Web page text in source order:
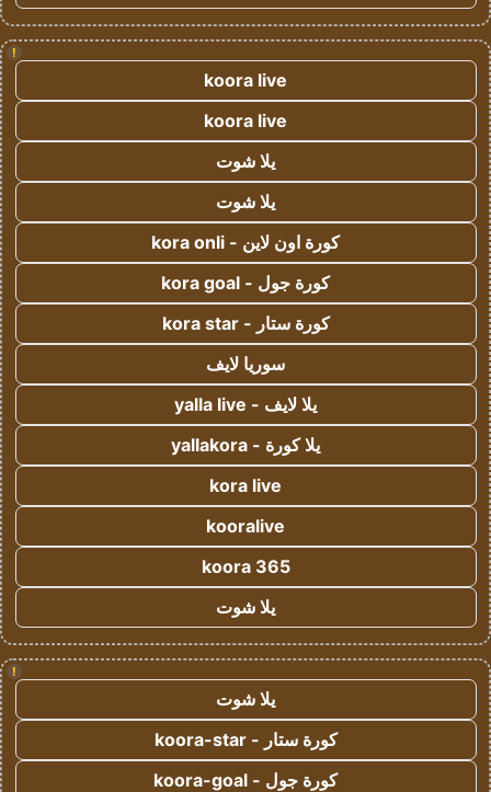
!
koora live
koora live
يلا شوت
يلا شوت
كورة اون لاين - kora onli
كورة جول - kora goal
كورة ستار - kora star
سوريا لايف
يلا لايف - yalla live
يلا كورة - yallakora
kora live
kooralive
koora 365
يلا شوت
!
يلا شوت
كورة ستار - koora-star
كورة جول - koora-goal